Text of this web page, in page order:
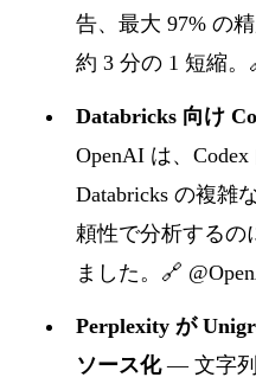
告、最大 97% の
約 3 分の 1 短縮。
Databricks 向け
OpenAI は、Codex
Databricks の複雑
頼性で分析するの
ました。 🔗
Perplexity が
ソース化— 文字列